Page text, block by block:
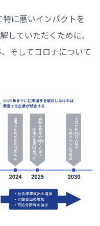
に悪いインパクトを
していただくために、
そしてコロナについて